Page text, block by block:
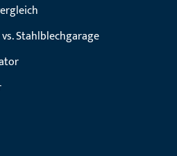
Stahlblechgarage